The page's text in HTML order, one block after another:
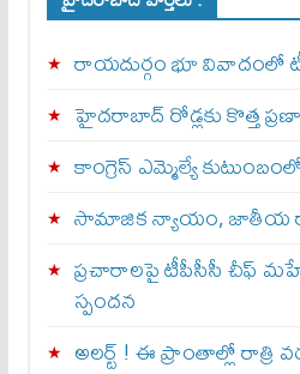
రాయదుర్గం భూ వివాదంలో
హైదరాబాద్ రోడ్లకు కొత్త
కాంగ్రెస్ ఎమ్మెల్యే
సామాజిక న్యాయం, జాతీయ
ప్రచారాలపై టీపీసీసీ చీఫ్
స్పందన
అల‌ర్ట్ ! ఈ ప్రాంతాల్లో రాత్రి